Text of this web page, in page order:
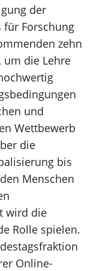
der
für Forschung
zehn
um die Lehre
und
Wettbewerb
die
bis
Menschen
wird die
Rolle spielen.
Online-